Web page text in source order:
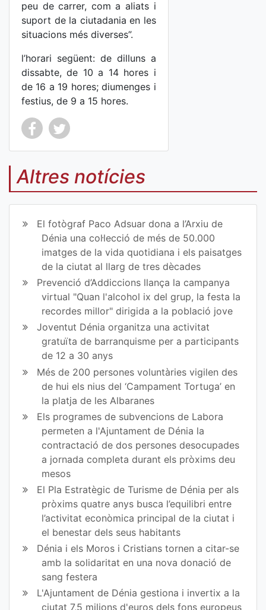
peu de carrer, com a aliats i
suport de la ciutadania en les
situacions més diverses”.
l’horari següent: de dilluns a
dissabte, de 10 a 14 hores i
de 16 a 19 hores; diumenges i
festius, de 9 a 15 hores.
Co
mp
art
ir
en
Fa
ce
bo
ok
Co
mp
art
ir
en
Tw
itt
er
Altres notícies
El fotògraf Paco Adsuar dona a l’Arxiu de
Dénia una col·lecció de més de 50.000
imatges de la vida quotidiana i els paisatges
de la ciutat al llarg de tres dècades
Prevenció d’Addiccions llança la campanya
virtual "Quan l'alcohol ix del grup, la festa la
recordes millor" dirigida a la població jove
Joventut Dénia organitza una activitat
gratuïta de barranquisme per a participants
de 12 a 30 anys
Més de 200 persones voluntàries vigilen des
de hui els nius del ‘Campament Tortuga’ en
la platja de les Albaranes
Els programes de subvencions de Labora
permeten a l'Ajuntament de Dénia la
contractació de dos persones desocupades
a jornada completa durant els pròxims deu
mesos
El Pla Estratègic de Turisme de Dénia per als
pròxims quatre anys busca l’equilibri entre
l’activitat econòmica principal de la ciutat i
el benestar dels seus habitants
Dénia i els Moros i Cristians tornen a citar-se
amb la solidaritat en una nova donació de
sang festera
L'Ajuntament de Dénia gestiona i invertix a la
ciutat 7,5 milions d'euros dels fons europeus